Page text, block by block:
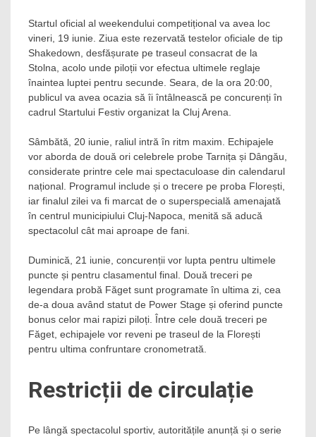
Startul oficial al weekendului competițional va avea loc
vineri, 19 iunie. Ziua este rezervată testelor oficiale de tip
Shakedown, desfășurate pe traseul consacrat de la
Stolna, acolo unde piloții vor efectua ultimele reglaje
înaintea luptei pentru secunde. Seara, de la ora 20:00,
publicul va avea ocazia să îi întâlnească pe concurenți în
cadrul Startului Festiv organizat la Cluj Arena.
Sâmbătă, 20 iunie, raliul intră în ritm maxim. Echipajele
vor aborda de două ori celebrele probe Tarnița și Dângău,
considerate printre cele mai spectaculoase din calendarul
național. Programul include și o trecere pe proba Florești,
iar finalul zilei va fi marcat de o superspecială amenajată
în centrul municipiului Cluj-Napoca, menită să aducă
spectacolul cât mai aproape de fani.
Duminică, 21 iunie, concurenții vor lupta pentru ultimele
puncte și pentru clasamentul final. Două treceri pe
legendara probă Făget sunt programate în ultima zi, cea
de-a doua având statut de Power Stage și oferind puncte
bonus celor mai rapizi piloți. Între cele două treceri pe
Făget, echipajele vor reveni pe traseul de la Florești
pentru ultima confruntare cronometrată.
Restricții de circulație
Pe lângă spectacolul sportiv, autoritățile anunță și o serie